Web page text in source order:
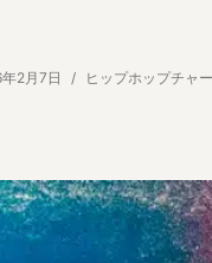
2月7日 ヒップホップチャ